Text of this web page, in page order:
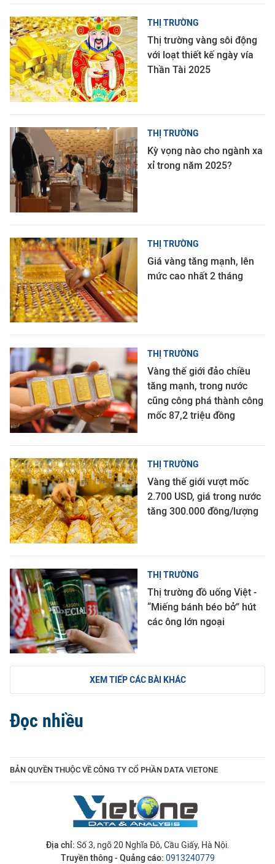
THỊ TRƯỜNG
Thị trường vàng sôi động
với loạt thiết kế ngày vía
Thần Tài 2025
THỊ TRƯỜNG
Kỳ vọng nào cho ngành xa
xỉ trong năm 2025?
THỊ TRƯỜNG
Giá vàng tăng mạnh, lên
mức cao nhất 2 tháng
THỊ TRƯỜNG
Vàng thế giới đảo chiều
tăng mạnh, trong nước
cũng công phá thành công
mốc 87,2 triệu đồng
THỊ TRƯỜNG
Vàng thế giới vượt mốc
2.700 USD, giá trong nước
tăng 300.000 đồng/lượng
THỊ TRƯỜNG
Thị trường đồ uống Việt -
“Miếng bánh béo bở” hút
các ông lớn ngoại
XEM TIẾP CÁC BÀI KHÁC
Đọc nhiều
BẢN QUYỀN THUỘC VỀ CÔNG TY CỔ PHẦN DATA VIETONE
Địa chỉ: Số 3, ngõ 20 Nghĩa Đô, Cầu Giấy, Hà Nội.
Truyền thông - Quảng cáo: 0913240779